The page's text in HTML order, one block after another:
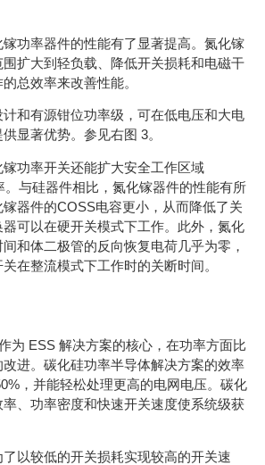
功率器件的性能有了显著提高。氮化镓
扩大到轻负载、降低开关损耗和电磁干
总效率来改善性能。
和有源钳位功率级，可在低电压和大电
显著优势。参见右图 3。
功率开关还能扩大安全工作区域
。与硅器件相比，氮化镓器件的性能有所
器件的COSS电容更小，从而降低了关
可以在硬开关模式下工作。此外，氮化
和体二极管的反向恢复电荷几乎为零，
在整流模式下工作时的关断时间。
为 ESS 解决方案的核心，在功率方面比
进。碳化硅功率半导体解决方案的效率
，并能轻松处理更高的电网电压。碳化
、功率密度和快速开关速度使系统级获
了以较低的开关损耗实现较高的开关速